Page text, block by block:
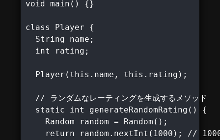
void main() {}
class Player {
  String name;
  int rating;
  Player(this.name, this.rating);
  // ランダムなレーティングを生成するメソッド
  static int generateRandomRating() {
    Random random = Random();
return random.nextInt(1000); // 1000ま